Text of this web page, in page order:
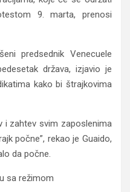
9. marta, prenosi
predsednik Venecuele
država, izjavio je
kako bi štrajkovima
i zahtev svim zaposlenima
počne”, rekao je Guaido,
da počne.
sa režimom